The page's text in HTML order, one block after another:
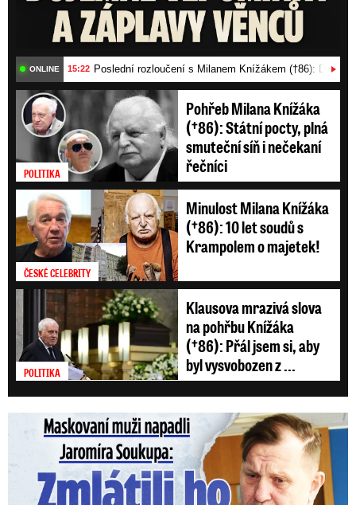
ONLINE 15:22 Poslední rozloučení s Milanem Knížákem (†86):
POLITIKA
Pohřeb Milana Knížáka
(†86): Státní pocty, plná
smuteční síň i nečekaní
řečníci
ČESKÉ CELEBRITY
Minulost Milana Knížáka
(†86): 10 let soudů s
Krampolem o majetek!
POLITIKA
Klausova mrazivá slova
na pohřbu Knížáka
(†86): Přál jsem si, aby
byl vysvobozen z ...
Maskovaní muži napadli Jaromíra Soukupa: Krvavá nakládačka